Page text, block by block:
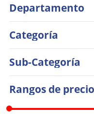
Departamento
Categoría
Juguetes
Sub-Categoría
Comederos y
Rangos de precio